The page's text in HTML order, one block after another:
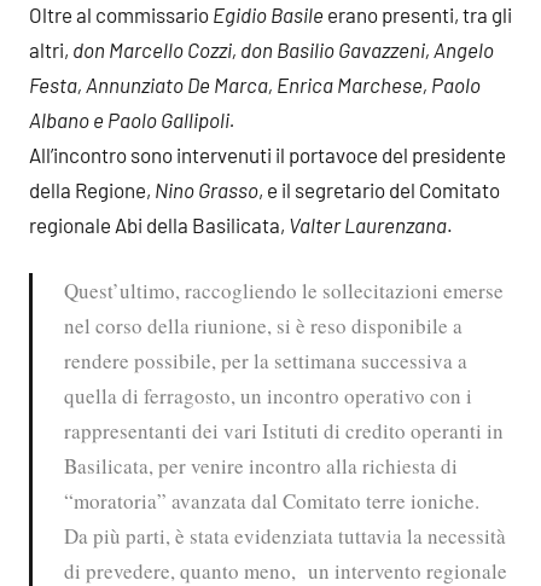
Oltre al commissario Egidio Basile erano presenti, tra gli
altri, don Marcello Cozzi, don Basilio Gavazzeni, Angelo
Festa, Annunziato De Marca, Enrica Marchese, Paolo
Albano e Paolo Gallipoli.
All’incontro sono intervenuti il portavoce del presidente
della Regione, Nino Grasso, e il segretario del Comitato
regionale Abi della Basilicata, Valter Laurenzana.
Quest’ultimo, raccogliendo le sollecitazioni emerse
nel corso della riunione, si è reso disponibile a
rendere possibile, per la settimana successiva a
quella di ferragosto, un incontro operativo con i
rappresentanti dei vari Istituti di credito operanti in
Basilicata, per venire incontro alla richiesta di
“moratoria” avanzata dal Comitato terre ioniche.
Da più parti, è stata evidenziata tuttavia la necessità
di prevedere, quanto meno, un intervento regionale